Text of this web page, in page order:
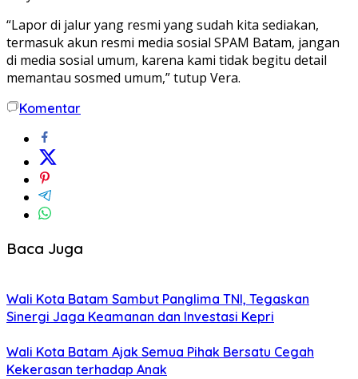
“Lapor di jalur yang resmi yang sudah kita sediakan,
termasuk akun resmi media sosial SPAM Batam, jangan
di media sosial umum, karena kami tidak begitu detail
memantau sosmed umum,” tutup Vera.
Komentar
Baca Juga
Wali Kota Batam Sambut Panglima TNI, Tegaskan
Sinergi Jaga Keamanan dan Investasi Kepri
Wali Kota Batam Ajak Semua Pihak Bersatu Cegah
Kekerasan terhadap Anak